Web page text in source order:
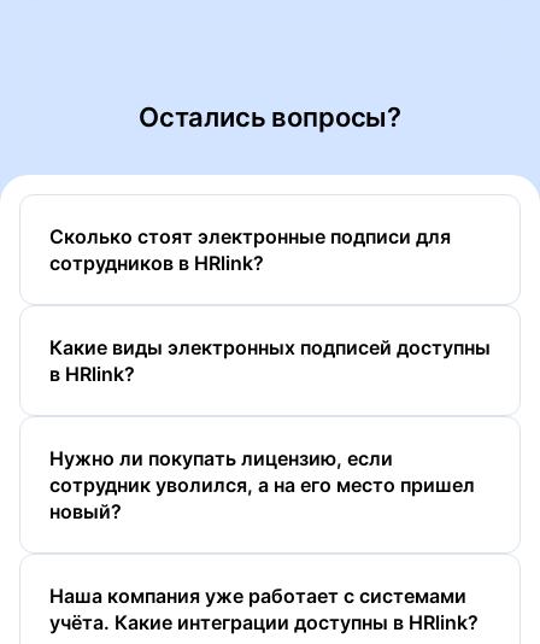
Остались вопросы?
Сколько стоят электронные подписи для
сотрудников в HRlink?
Какие виды электронных подписей доступны
в HRlink?
УНЭП ЕСИА (Госключ)
Нужно ли покупать лицензию, если
сотрудник уволился, а на его место пришел
новый?
Наша компания уже работает с системами
учёта. Какие интеграции доcтупны в HRlink?